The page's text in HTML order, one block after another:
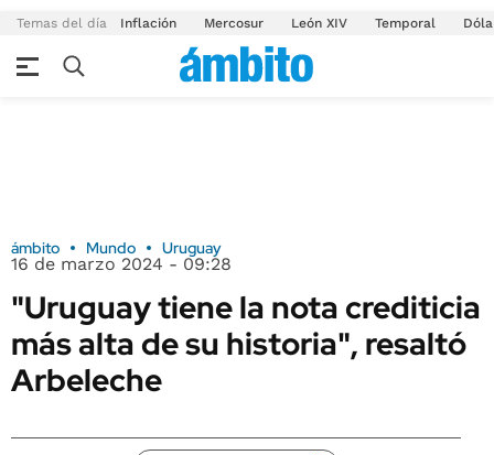
Temas del día Inflación Mercosur León XIV Temporal
ámbito Mundo Uruguay
16 de marzo 2024 - 09:28
"Uruguay tiene la nota crediticia
más alta de su historia", resaltó
Arbeleche